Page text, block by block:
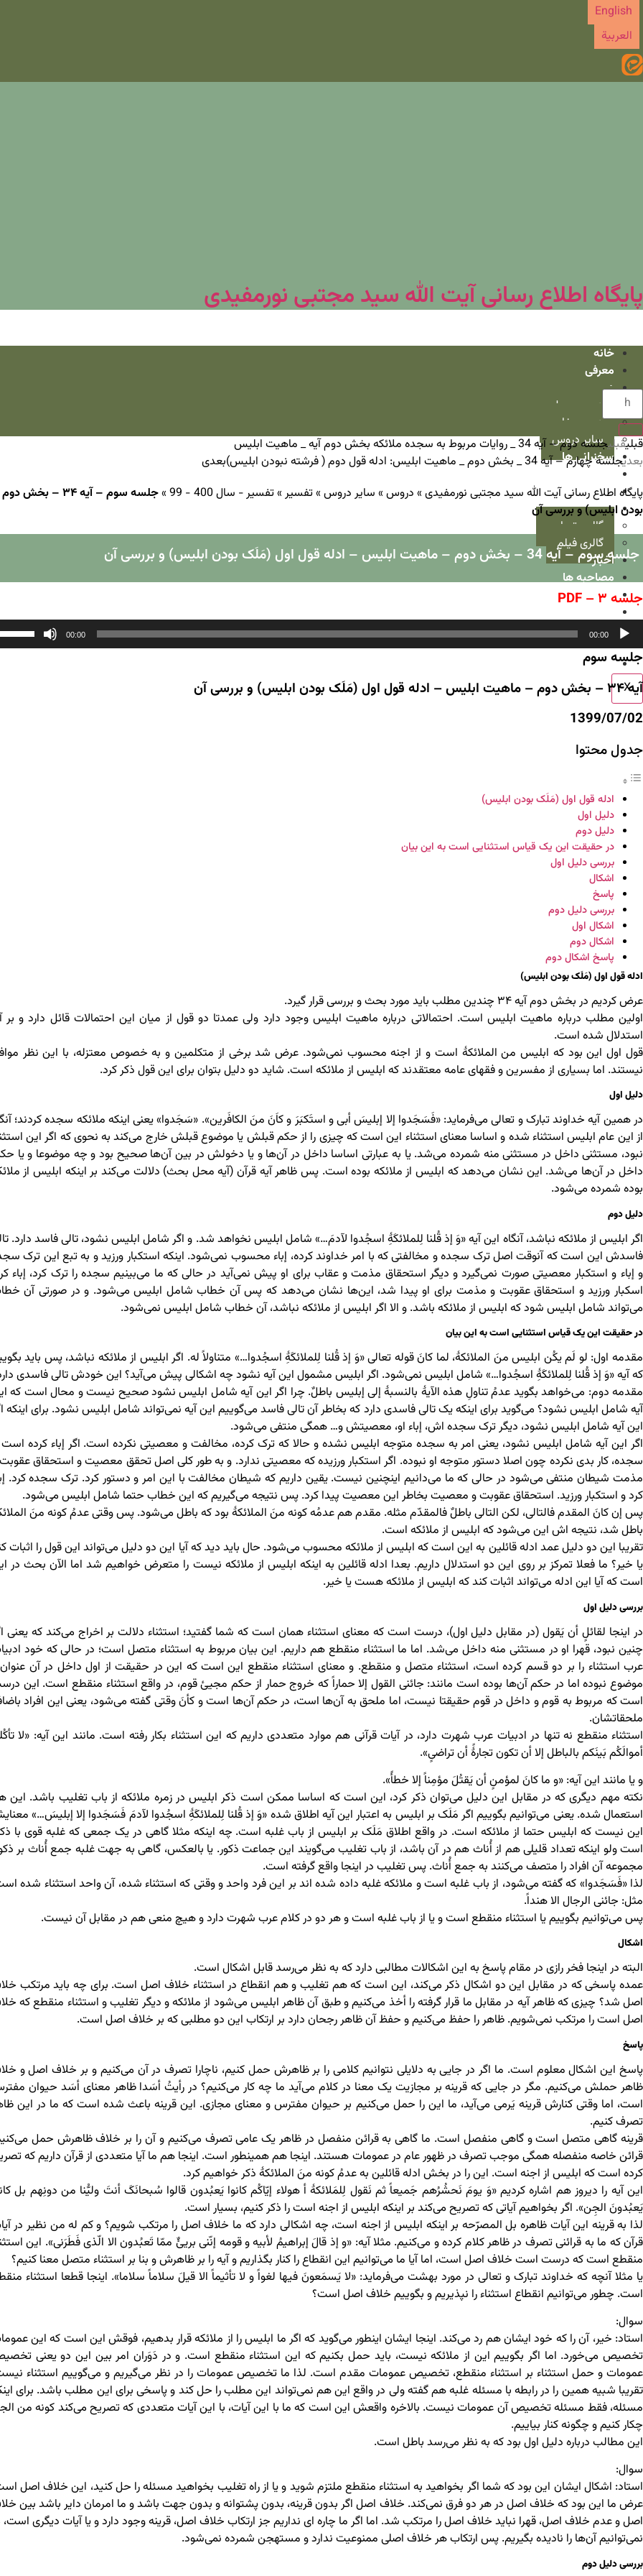
پرش
محتوا
English
العربیة
پایگاه اطلاع رسانی آیت الله سید مجتبی نورمفیدی
خانه
معرفی
دروس
دروس سطح
دروس خارج
سایر دروس
سخنرانی ها
آثار
گالری
گالری تصاویر
گالری فیلم
اخبار
مصاحبه ها
در قاب رسانه
پرسش و پاسخ
اطلاعیه ها
تماس با ما
X
قبلیقبلیجلسه دوم – آیه 34 _ روایات مربوط به سجده ملائکه بخش دوم آیه _ ماهیت ابلیس
بعدیجلسه چهارم – آیه 34 _ بخش دوم _ ماهیت ابلیس: ادله قول دوم ( فرشته نبودن ابلیس)
بعدی
پایگاه اطلاع رسانی آیت الله سید مجتبی نورمفیدی » دروس » سایر دروس »تفسیر »تفسیر - سال 400 - 99 »
جلسه سوم – آیه
بودن ابلیس) و بررسی آن
جلسه سوم – آیه 34 – بخش دوم – ماهیت ابلیس – ادله قول اول (مَلَک بودن ابلیس) و بررسی آن
جلسه ۳ – PDF
پخش‌کننده
صوت
00:00
00:00
جلسه سوم
آیه ۳۴ – بخش دوم – ماهیت ابلیس – ادله قول اول (مَلَک بودن ابلیس) و بررسی آن
1399/07/02
جدول محتوا
ادله قول اول (مَلَک بودن ابلیس)
دلیل اول
دلیل دوم
در حقیقت این یک قیاس استثنایی است به این بیان
بررسی دلیل اول
اشکال
پاسخ
بررسی دلیل دوم
اشکال اول
اشکال دوم
پاسخ اشکال دوم
ادله قول اول (مَلَک بودن ابلیس)
عرض کردیم در بخش دوم آیه ۳۴ چندین مطلب باید مورد بحث و بررسی قرار گیرد.
اولین مطلب درباره ماهیت ابلیس است. احتمالاتی درباره ماهیت ابلیس وجود دارد ولی عمدتا دو قول از میان این احتمالات قائل دارد و بر
استدلال شده است.
قول اول این بود که ابلیس من الملائکۀ است و از اجنه محسوب نمی‌شود. عرض شد برخی از متکلمین و به خصوص معتزله، با این نظر
نیستند. اما بسیاری از مفسرین و فقهای عامه معتقدند که ابلیس از ملائکه است. شاید دو دلیل بتوان برای این قول ذکر کرد.
دلیل اول
در همین آیه خداوند تبارک و تعالی می‌فرماید: «فَسَجَدوا إلا إبلیسَ أبی و استَکبَرَ و کاَنَ منَ الکافَرین». «سَجَدوا» یعنی اینکه ملائکه سجده کردند؛
از این عام ابلیس استثناء شده و اساسا معنای استثناء این است که چیزی را از حکم قبلش یا موضوع قبلش خارج می‌کند به نحوی که اگر این
نبود، مستثنی داخل در مستثنی منه شمرده می‌شد. یا به عبارتی اساسا داخل در آن‌ها و یا دخولش در بین آن‌ها صحیح بود و چه موضوعا و یا
داخل در آن‌ها می‌شد. این نشان می‌دهد که ابلیس از ملائکه بوده است. پس ظاهر آیه قرآن (آیه محل بحث) دلالت می‌کند بر اینکه ابلیس از
بوده شمرده می‌شود.
دلیل دوم
اگر ابلیس از ملائکه نباشد، آنگاه این آیه «وَ إذ قُلنا لِلملائکَۀِ اسجُدوا لآدمَ…» شامل ابلیس نخواهد شد. و اگر شامل ابلیس نشود، تالی فاسد دارد.
فاسدش این است که آنوقت اصل ترک سجده و مخالفتی که با امر خداوند کرده، إباء محسوب نمی‌شود. اینکه استکبار ورزید و به تبع این ترک
و إباء و استکبار معصیتی صورت نمی‌گیرد و دیگر استحقاق مذمت و عقاب برای او پیش نمی‌آید در حالی که ما می‌بینیم سجده را ترک کرد، إباء
اسکبار ورزید و استحقاق عقوبت و مذمت برای او پیدا شد، این‌ها نشان می‌دهد که پس آن خطاب شامل ابلیس می‌شود. و در صورتی آن
می‌تواند شامل ابلیس شود که ابلیس از ملائکه باشد. و الا اگر ابلیس از ملائکه نباشد، آن خطاب شامل ابلیس نمی‌شود.
در حقیقت این یک قیاس استثنایی است به این بیان
مقدمه اول: لو لَم یکُن ابلیس منَ الملائکۀ، لما کانَ قوله تعالی «وَ إذ قُلنا لِلملائکَۀِ اسجُدوا…» متناولاً له. اگر ابلیس از ملائکه نباشد، پس باید
که آیه «وَ إذ قُلنا لِلملائکَۀِ اسجُدوا…» شامل ابلیس نمی‌شود. اگر ابلیس مشمول این آیه نشود چه اشکالی پیش می‌آید؟ این خودش تالی فاسدی
مقدمه دوم: می‌خواهد بگوید عدمُ تناولِ هذه الآیۀ بالنسبۀ إلی إبلیس باطلٌ. چرا اگر این آیه شامل ابلیس نشود صحیح نیست و محال است که
آیه شامل ابلیس نشود؟ می‌گوید برای اینکه یک تالی فاسدی دارد که بخاطر آن تالی فاسد می‌گوییم این آیه نمی‌تواند شامل ابلیس نشود. برای اینکه
این آیه شامل ابلیس نشود، دیگر ترک سجده اش، إباء او، معصیتش و… همگی منتفی می‌شود.
اگر این آیه شامل ابلیس نشود، یعنی امر به سجده متوجه ابلیس نشده و حالا که ترک کرده، مخالفت و معصیتی نکرده است. اگر إباء کرده است
سجده، کار بدی نکرده چون اصلا دستور متوجه او نبوده. اگر استکبار ورزیده که معصیتی ندارد. و به طور کلی اصل تحقق معصیت و استحقاق
مذمت شیطان منتفی می‌شود در حالی که ما می‌دانیم اینچنین نیست. یقین داریم که شیطان مخالفت با این امر و دستور کرد. ترک سجده کرد.
کرد و استکبار ورزید. استحقاق عقوبت و معصیت بخاطر این معصیت پیدا کرد. پس نتیجه می‌گیریم که این خطاب حتما شامل ابلیس می‌شود.
پس إن کانَ المقدم فالتالی، لکن التالی باطلٌ فالمقدّم مثله. مقدم هم عدمُه کونه منَ الملائکۀ بود که باطل می‌شود. پس وقتی عدمُ کونه منَ
باطل شد، نتیجه اش این می‌شود که ابلیس از ملائکه است.
تقریبا این دو دلیل عمد ادله قائلین به این است که ابلیس از ملائکه محسوب می‌شود. حال باید دید که آیا این دو دلیل می‌تواند این قول را اثبات
یا خیر؟ ما فعلا تمرکز بر روی این دو استدلال داریم. بعدا ادله قائلین به اینکه ابلیس از ملائکه نیست را متعرض خواهیم شد اما الآن بحث در
است که آیا این ادله می‌تواند اثبات کند که ابلیس از ملائکه هست یا خیر.
بررسی دلیل اول
در اینجا لقائلٍ أن یَقول (در مقابل دلیل اول)، درست است که معنای استثناء همان است که شما گفتید؛ استثناء دلالت بر اخراج می‌کند که یعنی
چنین نبود، قهرا او در مستثنی منه داخل می‌شد. اما ما استثناء منقطع هم داریم. این بیان مربوط به استثناء متصل است؛ در حالی که خود
عرب استثناء را بر دو قسم کرده است، استثناء متصل و منقطع. و معنای استثناء منقطع این است که این در حقیقت از اول داخل در آن
موضوع نبوده اما در حکم آن‌ها بوده است مانند: جائنی القول إلا حماراً که خروج حمار از حکم مجیئ قوم، در واقع استثناء منقطع است. این
است که مربوط به قوم و داخل در قوم حقیقتا نیست، اما ملحق به آن‌ها است، در حکم آن‌ها است و کأنَ وقتی گفته می‌شود، یعنی این افراد
ملحقاتشان.
استثناء منقطع نه تنها در ادبیات عرب شهرت دارد، در آیات قرآنی هم موارد متعددی داریم که این استثناء بکار رفته است. مانند این آیه: «لا
أموالَکُم بَینَکم بالباطل إلا أن تکون تجارۀً أن تراضیٍ».
و یا مانند این آیه: «و ما کانَ لمؤمنٍ أن یَقتُلَ مؤمِناً إلا خطأً».
نکته مهم دیگری که در مقابل این دلیل می‌توان ذکر کرد، این است که اساسا ممکن است ذکر ابلیس در زمره ملائکه از باب تغلیب باشد. این
استعمال شده. یعنی می‌توانیم بگوییم اگر مَلَک بر ابلیس به اعتبار این آیه اطلاق شده «وَ إذ قُلنا لِلملائکَۀِ اسجُدوا لآدمَ فَسَجَدوا إلا إبلیسَ…»
این نیست که ابلیس حتما از ملائکه است. در واقع اطلاق مَلَک بر ابلیس از باب غلبه است. چه اینکه مثلا گاهی در یک جمعی که غلبه قوی با
است ولو اینکه تعداد قلیلی هم از أُناث هم در آن باشد، از باب تغلیب می‌گویند این جماعت ذکور. یا بالعکس، گاهی به جهت غلبه جمع أُناث بر
مجموعه آن افراد را متصف می‌کنند به جمع أُناث. پس تغلیب در اینجا واقع گرفته است.
لذا «فَسَجَدوا» که گفته می‌شود، از باب غلبه است و ملائکه غلبه داده شده اند بر این فرد واحد و وقتی که استثناء شده، آن واحد استثناء شده
مثل: جائنی الرجال الا هنداً.
پس می‌توانیم بگوییم یا استثناء منقطع است و یا از باب غلبه است و هر دو در کلام عرب شهرت دارد و هیچ منعی هم در مقابل آن نیست.
اشکال
البته در اینجا فخر رازی در مقام پاسخ به این اشکالات مطالبی دارد که به نظر می‌رسد قابل اشکال است.
عمده پاسخی که در مقابل این دو اشکال ذکر می‌کند، این است که هم تغلیب و هم انقطاع در استثناء خلاف اصل است. برای چه باید مرتکب
اصل شد؟ چیزی که ظاهر آیه در مقابل ما قرار گرفته را أخذ می‌کنیم و طبق آن ظاهر ابلیس می‌شود از ملائکه و دیگر تغلیب و استثناء منقطع که
اصل است را مرتکب نمی‌شویم. ظاهر را حفظ می‌کنیم و حفظ آن ظاهر رجحان دارد بر ارتکاب این دو مطلبی که بر خلاف اصل است.
پاسخ
پاسخ این اشکال معلوم است. ما اگر در جایی به دلایلی نتوانیم کلامی را بر ظاهرش حمل کنیم، ناچارا تصرف در آن می‌کنیم و بر خلاف اصل و
ظاهر حملش می‌کنیم. مگر در جایی که قرینه بر مجازیت یک معنا در کلام می‌آید ما چه کار می‌کنیم؟ در رأیتُ أسَدا ظاهر معنای أسَد حیوان
است، اما وقتی کنارش قرینه یَرمی می‌آید، ما این را حمل می‌کنیم بر حیوان مفترس و معنای مجازی. این قرینه باعث شده است که ما در این
تصرف کنیم.
قرینه گاهی متصل است و گاهی منفصل است. ما گاهی به قرائن منفصل در ظاهر یک عامی تصرف می‌کنیم و آن را بر خلاف ظاهرش حمل
قرائن خاصه منفصله همگی موجب تصرف در ظهور عام در عمومات هستند. اینجا هم همینطور است. اینجا هم ما آیا متعددی از قرآن داریم که
کرده است که ابلیس از اجنه است. این را در بخش ادله قائلین به عدمُ کونه منَ الملائکۀ ذکر خواهیم کرد.
این آیه را دیروز هم اشاره کردیم «وَ یومَ نَحشُرُهم جَمیعاً ثم نَقول لِلمَلائکۀ أ هولاء إیّاکُم کانوا یَعبُدون قالوا سُبحانَکَ أنتَ ولیُّنا من دونِهم بل
یَعبُدونَ الجِن». اگر بخواهیم آیاتی که تصریح می‌کند بر اینکه ابلیس از اجنه است را ذکر کنیم، بسیار است.
لذا به قرینه این آیات ظاهره بل المصرّحه بر اینکه ابلیس از اجنه است، چه اشکالی دارد که ما خلاف اصل را مرتکب شویم؟ و کم له من نظیر در
قرآن که ما به قرائنی تصرف در ظاهر کلام کرده و می‌کنیم. مثلا آیه: «و إذ قالَ إبراهیمُ لأبیه و قومه إنّنی بریئٌ ممّا تَعبُدون الا الّذی فَطَرَنی». این
منقطع است که درست است خلاف اصل است، اما آیا ما می‌توانیم این انقطاع را کنار بگذاریم و آیه را بر ظاهرش و بنا بر استثناء متصل معنا کنیم؟
یا مثلا آنچه که خداوند تبارک و تعالی در مورد بهشت می‌فرماید: «لا یَسمَعونَ فیها لغواً و لا تأثیماً الا قیلَ سلاماً سلاما». اینجا قطعا استثناء
است. چطور می‌توانیم انقطاع استثناء را نپذیریم و بگوییم خلاف اصل است؟
سوال:
استاد: خیر، آن را که خود ایشان هم رد می‌کند. اینجا ایشان اینطور می‌گوید که اگر ما ابلیس را از ملائکه قرار بدهیم، فوقش این است که این
تخصیص می‌خورد. اما اگر بگوییم این از ملائکه نیست، باید حمل بکنیم که این استثناء منقطع است. و در دَوَران امر بین این دو یعنی
عمومات و حمل استثناء بر استثناء منقطع، تخصیص عمومات مقدم است. لذا ما تخصیص عمومات را در نظر می‌گیریم و می‌گوییم استثناء
تقریبا شبیه همین را در رابطه با مسئله غلبه هم گفته ولی در واقع این هم نمی‌تواند این مطلب را حل کند و پاسخی برای این مطلب باشد. برای
مسئله، فقط مسئله تخصیص آن عمومات نیست. بالاخره واقعش این است که ما با این آیات، با این آیات متعددی که تصریح می‌کند کونه من
چکار کنیم و چگونه کنار بیاییم.
این مطالب درباره دلیل اول بود که به نظر می‌رسد باطل است.
سوال:
استاد: اشکال ایشان این بود که شما اگر بخواهید به استثناء منقطع ملتزم شوید و یا از راه تغلیب بخواهید مسئله را حل کنید، این خلاف اصل
عرض ما این بود که خلاف اصل در هر دو فرق نمی‌کند. خلاف اصل اگر بدون قرینه، بدون پشتوانه و بدون جهت باشد و ما امرمان دایر باشد بین
اصل و عدم خلاف اصل، قهرا نباید خلاف اصل را مرتکب شد. اما اگر ما چاره ای نداریم جز ارتکاب خلاف اصل، قرینه وجود دارد و یا آیات دیگری است،
نمی‌توانیم آن‌ها را نادیده بگیریم. پس ارتکاب هر خلاف اصلی ممنوعیت ندارد و مستهجن شمرده نمی‌شود.
بررسی دلیل دوم